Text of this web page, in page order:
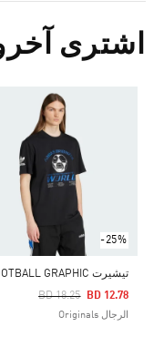
اشترى
-25%
Reduced From
BD 18.25
To BD 12.78
الرجال Originals